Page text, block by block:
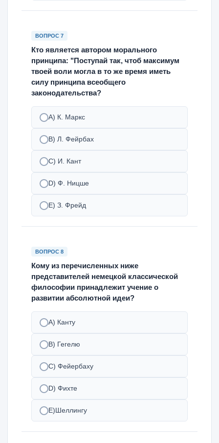
ВОПРОС 7
Кто является автором морального
принципа: "Поступай так, чтоб максимум
твоей воли могла в то же время иметь
силу принципа всеобщего
законодательства?
A) К. Маркс
B) Л. Фейрбах
C) И. Кант
D) Ф. Ницше
E) З. Фрейд
ВОПРОС 8
Кому из перечисленных ниже
представителей немецкой классической
философии принадлежит учение о
развитии абсолютной идеи?
A) Канту
B) Гегелю
C) Фейербаху
D) Фихте
E)Шеллингу